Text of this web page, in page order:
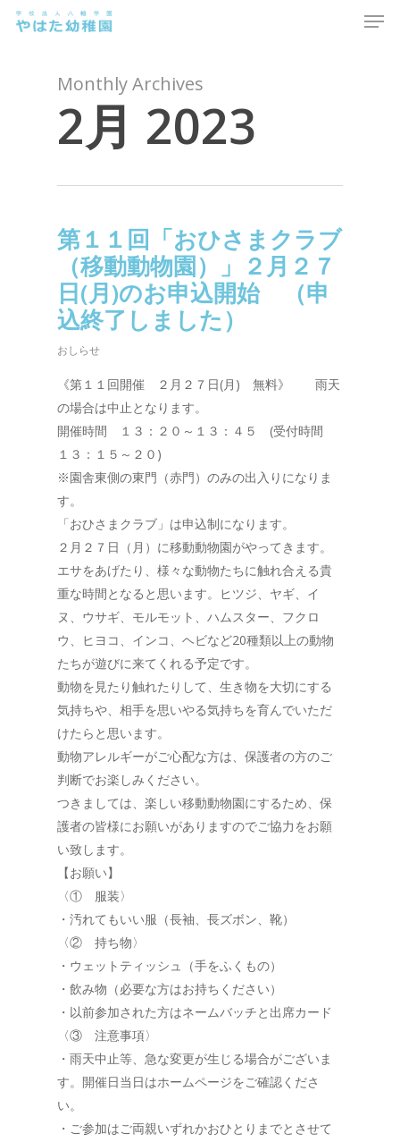
Skip
Monthly Archives
2月 2023
第１１回「おひさまクラブ
（移動動物園）」２月２７
日(月)のお申込開始 （申
込終了しました）
おしらせ
《第１１回開催 ２月２７日(月) 無料》 雨天
の場合は中止となります。
開催時間 １３：２０～１３：４５ (受付時間
１３：１５～２０)
※園舎東側の東門（赤門）のみの出入りになりま
す。
「おひさまクラブ」は申込制になります。
２月２７日（月）に移動動物園がやってきます。
エサをあげたり、様々な動物たちに触れ合える貴
重な時間となると思います。ヒツジ、ヤギ、イ
ヌ、ウサギ、モルモット、ハムスター、フクロ
ウ、ヒヨコ、インコ、ヘビなど20種類以上の動物
たちが遊びに来てくれる予定です。
動物を見たり触れたりして、生き物を大切にする
気持ちや、相手を思いやる気持ちを育んでいただ
けたらと思います。
動物アレルギーがご心配な方は、保護者の方のご
判断でお楽しみください。
つきましては、楽しい移動動物園にするため、保
護者の皆様にお願いがありますのでご協力をお願
い致します。
【お願い】
〈① 服装〉
・汚れてもいい服（長袖、長ズボン、靴）
〈② 持ち物〉
・ウェットティッシュ（手をふくもの）
・飲み物（必要な方はお持ちください）
・以前参加された方はネームバッチと出席カード
〈③ 注意事項〉
・雨天中止等、急な変更が生じる場合がございま
す。開催日当日はホームページをご確認くださ
い。
・ご参加はご両親いずれかおひとりまでとさせて